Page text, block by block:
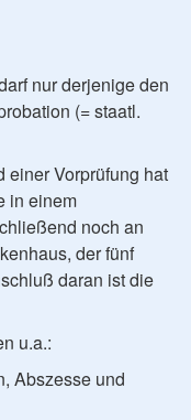
nur derjenige den
(= staatl.
einer Vorprüfung hat
in einem
noch an
der fünf
daran ist die
u.a.:
Abszesse und